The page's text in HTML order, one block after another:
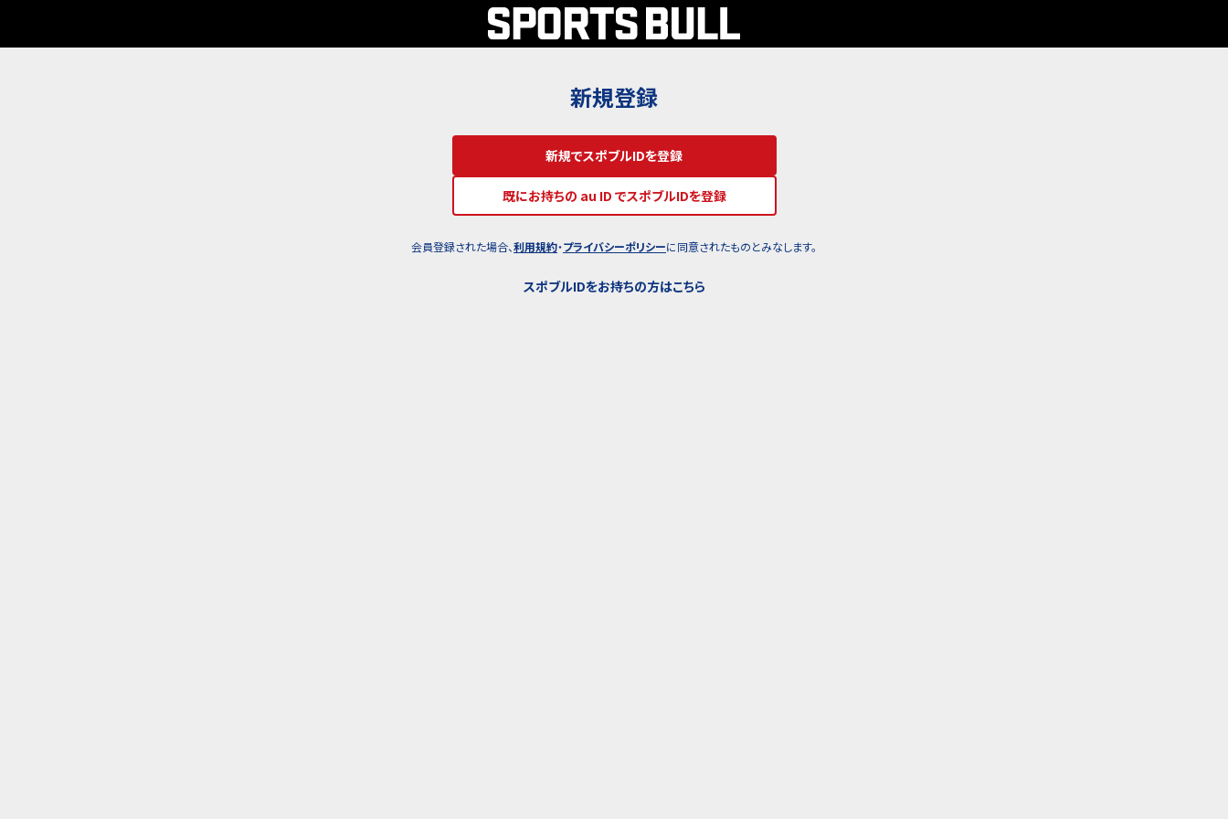
新規登録
新規でスポブルIDを登録
既にお持ちの au ID でスポブルIDを登録
会員登録された場合、利用規約・プライバシーポリシーに同意されたものとみなします。
スポブルIDをお持ちの方はこちら